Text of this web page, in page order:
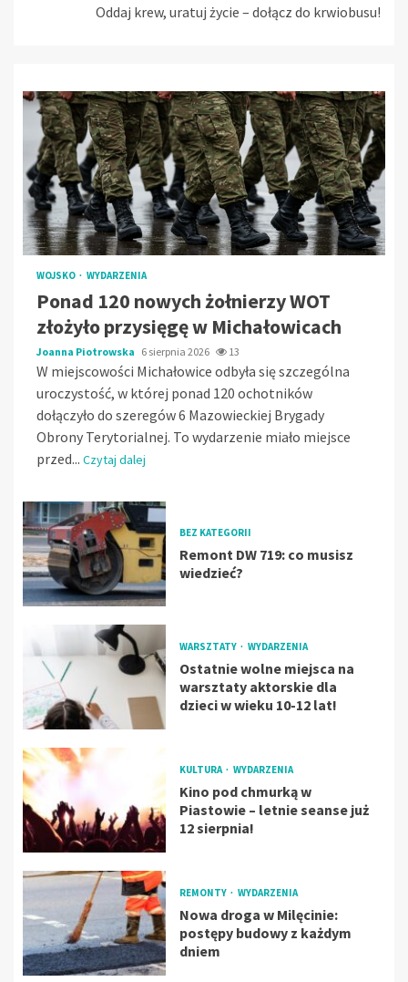
Oddaj krew, uratuj życie – dołącz do krwiobusu!
WOJSKO WYDARZENIA
Ponad 120 nowych żołnierzy WOT
złożyło przysięgę w Michałowicach
Joanna Piotrowska 6 sierpnia 2026 13
W miejscowości Michałowice odbyła się szczególna
uroczystość, w której ponad 120 ochotników
dołączyło do szeregów 6 Mazowieckiej Brygady
Obrony Terytorialnej. To wydarzenie miało miejsce
przed... Czytaj dalej
BEZ KATEGORII
Remont DW 719: co musisz
wiedzieć?
WARSZTATY WYDARZENIA
Ostatnie wolne miejsca na
warsztaty aktorskie dla
dzieci w wieku 10-12 lat!
KULTURA WYDARZENIA
Kino pod chmurką w
Piastowie – letnie seanse już
12 sierpnia!
REMONTY WYDARZENIA
Nowa droga w Milęcinie:
postępy budowy z każdym
dniem